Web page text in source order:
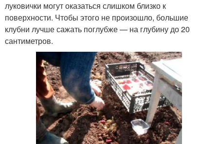
луковички могут оказаться слишком близко к
поверхности. Чтобы этого не произошло, большие
клубни лучше сажать поглубже — на глубину до 20
сантиметров.